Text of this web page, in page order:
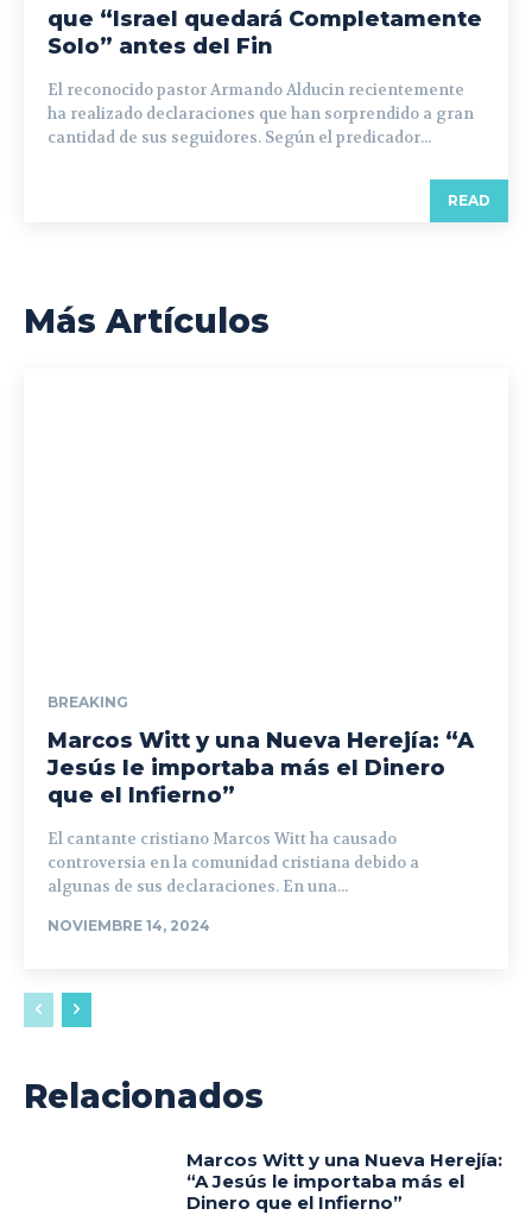
que “Israel quedará Completamente
Solo” antes del Fin
El reconocido pastor Armando Alducin recientemente
ha realizado declaraciones que han sorprendido a gran
cantidad de sus seguidores. Según el predicador...
READ
Más Artículos
BREAKING
Marcos Witt y una Nueva Herejía: “A
Jesús le importaba más el Dinero
que el Infierno”
El cantante cristiano Marcos Witt ha causado
controversia en la comunidad cristiana debido a
algunas de sus declaraciones. En una...
NOVIEMBRE 14, 2024
Relacionados
Marcos Witt y una Nueva Herejía:
“A Jesús le importaba más el
Dinero que el Infierno”